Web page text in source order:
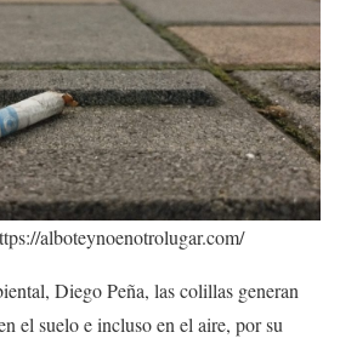
alboteynoenotrolugar.com/
Diego Peña, las colillas generan
el suelo e incluso en el aire, por su